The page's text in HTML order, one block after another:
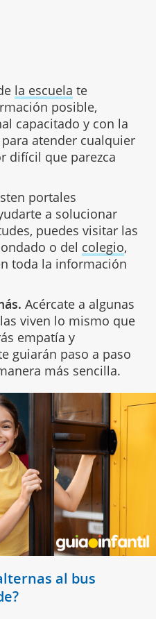
la escuela te
posible,
capacitado y con la
atender cualquier
difícil que parezca
portales
a solucionar
puedes visitar las
o del colegio,
toda la información
Acércate a algunas
viven lo mismo que
empatía y
guiarán paso a paso
más sencilla.
al bus